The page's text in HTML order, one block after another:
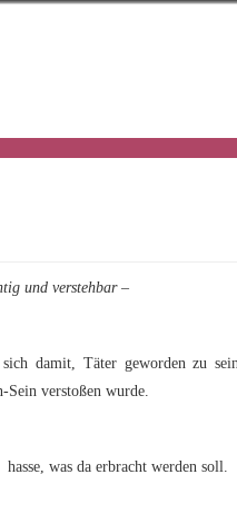
und verstehbar –
damit, Täter geworden zu
verstoßen wurde.
was da erbracht werden soll.